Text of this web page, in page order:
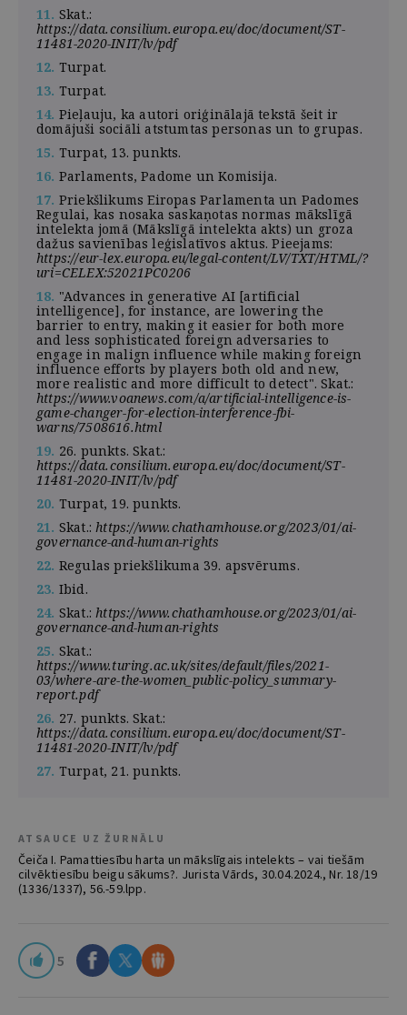
11. Skat.:
https://data.consilium.europa.eu/doc/document/ST-
11481-2020-INIT/lv/pdf
12. Turpat.
13. Turpat.
14. Pieļauju, ka autori oriģinālajā tekstā šeit ir
domājuši sociāli atstumtas personas un to grupas.
15. Turpat, 13. punkts.
16. Parlaments, Padome un Komisija.
17. Priekšlikums Eiropas Parlamenta un Padomes
Regulai, kas nosaka saskaņotas normas mākslīgā
intelekta jomā (Mākslīgā intelekta akts) un groza
dažus savienības leģislatīvos aktus. Pieejams:
https://eur-lex.europa.eu/legal-content/LV/TXT/HTML/?
uri=CELEX:52021PC0206
18. "Advances in generative AI [artificial
intelligence], for instance, are lowering the
barrier to entry, making it easier for both more
and less sophisticated foreign adversaries to
engage in malign influence while making foreign
influence efforts by players both old and new,
more realistic and more difficult to detect". Skat.:
https://www.voanews.com/a/artificial-intelligence-is-
game-changer-for-election-interference-fbi-
warns/7508616.html
19. 26. punkts. Skat.:
https://data.consilium.europa.eu/doc/document/ST-
11481-2020-INIT/lv/pdf
20. Turpat, 19. punkts.
21. Skat.:https://www.chathamhouse.org/2023/01/ai-
governance-and-human-rights
22. Regulas priekšlikuma 39. apsvērums.
23. Ibid.
24. Skat.:https://www.chathamhouse.org/2023/01/ai-
governance-and-human-rights
25. Skat.:
https://www.turing.ac.uk/sites/default/files/2021-
03/where-are-the-women_public-policy_summary-
report.pdf
26. 27. punkts. Skat.:
https://data.consilium.europa.eu/doc/document/ST-
11481-2020-INIT/lv/pdf
27. Turpat, 21. punkts.
ATSAUCE UZ ŽURNĀLU
Čeiča I. Pamattiesību harta un mākslīgais intelekts – vai tiešām
cilvēktiesību beigu sākums?. Jurista Vārds, 30.04.2024., Nr. 18/19
(1336/1337), 56.-59.lpp.
5